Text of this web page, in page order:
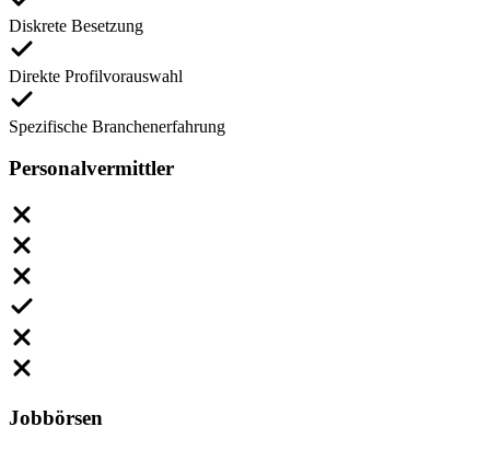
Diskrete Besetzung
Direkte Profilvorauswahl
Spezifische Branchenerfahrung
Personalvermittler
Jobbörsen